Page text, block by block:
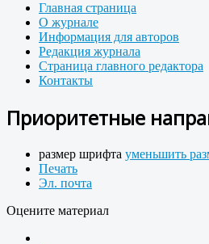
Главная страница
О журнале
Информация для авторов
Редакция журнала
Страница главного редактора
Контакты
Приоритетные
размер шрифта уменьшить
Печать
Эл. почта
Оцените материал